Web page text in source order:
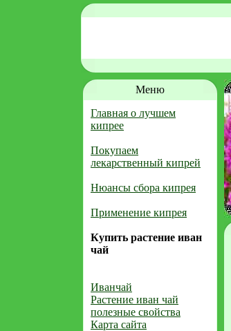
Меню
Главная о лучшем
кипрее
Покупаем
лекарственный кипрей
Нюансы сбора кипрея
Применение кипрея
Купить растение иван
чай
Иванчай
Растение иван чай
полезные свойства
Карта сайта